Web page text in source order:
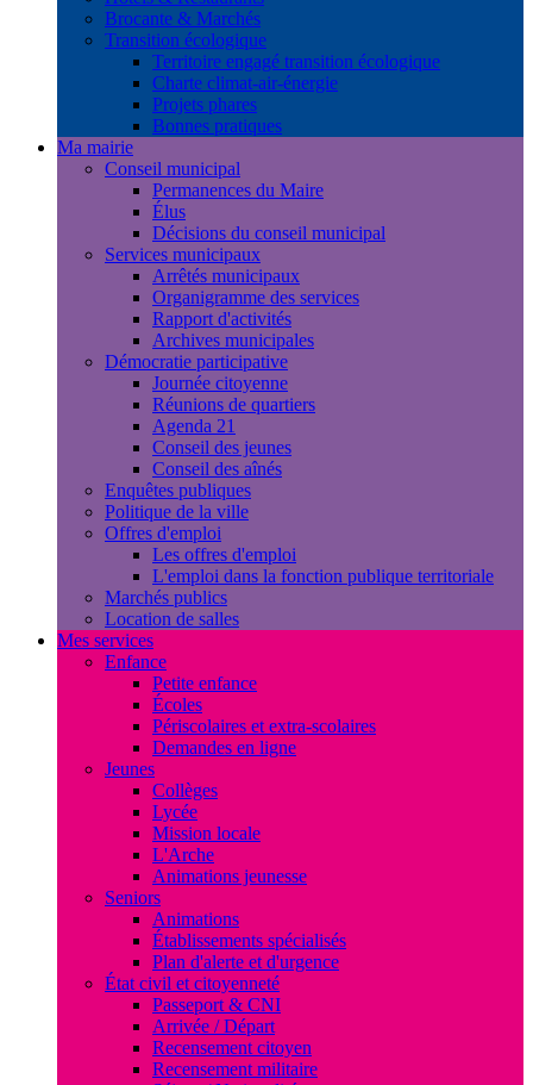
Brocante & Marchés
Transition écologique
Territoire engagé transition écologique
Charte climat-air-énergie
Projets phares
Bonnes pratiques
Ma mairie
Conseil municipal
Permanences du Maire
Élus
Décisions du conseil municipal
Services municipaux
Arrêtés municipaux
Organigramme des services
Rapport d'activités
Archives municipales
Démocratie participative
Journée citoyenne
Réunions de quartiers
Agenda 21
Conseil des jeunes
Conseil des aînés
Enquêtes publiques
Politique de la ville
Offres d'emploi
Les offres d'emploi
L'emploi dans la fonction publique territoriale
Marchés publics
Location de salles
Mes services
Enfance
Petite enfance
Écoles
Périscolaires et extra-scolaires
Demandes en ligne
Jeunes
Collèges
Lycée
Mission locale
L'Arche
Animations jeunesse
Seniors
Animations
Établissements spécialisés
Plan d'alerte et d'urgence
État civil et citoyenneté
Passeport & CNI
Arrivée / Départ
Recensement citoyen
Recensement militaire